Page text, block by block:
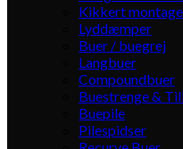
Kikkert montage
Lyddæmper
Buer / buegrej
Langbuer
Compoundbuer
Buestrenge &
Buepile
Pilespidser